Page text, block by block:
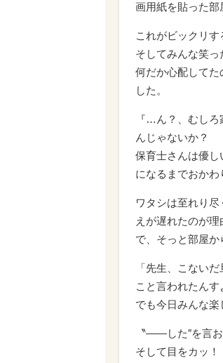
画用紙を貼った
これがビックリす
そしてみんな笑っ
何だか心配してた
した。
『…ん？、むし
んじゃないか？
保育士さんは優
になるまでおか
ワタシは至れり
えが遅れたのが
で、そっと部屋か
「先生、こない
こと言われたんす
でも今日みんな
〝——した″を言
そして目をカッ！